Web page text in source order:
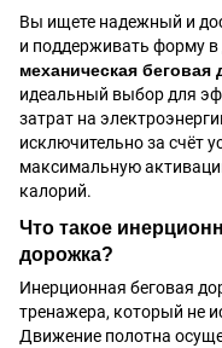
Вы ищете надежный и
и поддерживать форму
механическая
идеальный выбор для
затрат на
исключительно за счёт
максимальную
калорий.
Что такое
дорожка?
Инерционная беговая
тренажера, который не
Движение полотна